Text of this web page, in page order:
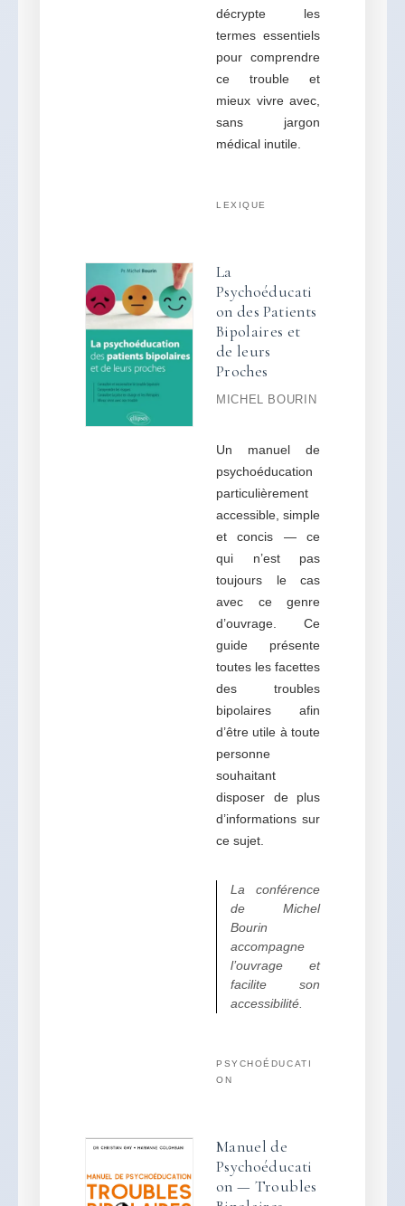
décrypte les
termes essentiels
pour comprendre
ce trouble et
mieux vivre avec,
sans jargon
médical inutile.
LEXIQUE
La
Psychoéducati
on des Patients
Bipolaires et
de leurs
Proches
MICHEL BOURIN
Un manuel de
psychoéducation
particulièrement
accessible, simple
et concis — ce
qui n’est pas
toujours le cas
avec ce genre
d’ouvrage. Ce
guide présente
toutes les facettes
des troubles
bipolaires afin
d’être utile à toute
personne
souhaitant
disposer de plus
d’informations sur
ce sujet.
La conférence
de Michel
Bourin
accompagne
l’ouvrage et
facilite son
accessibilité.
PSYCHOÉDUCATI
ON
Manuel de
Psychoéducati
on — Troubles